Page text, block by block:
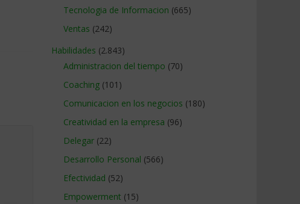
Tecnologia de Informacion (665)
Ventas (242)
Habilidades (2.843)
Administracion del tiempo (70)
Coaching (101)
Comunicacion en los negocios (180)
Creatividad en la empresa (96)
Delegar (22)
Desarrollo Personal (566)
Efectividad (52)
Empowerment (15)